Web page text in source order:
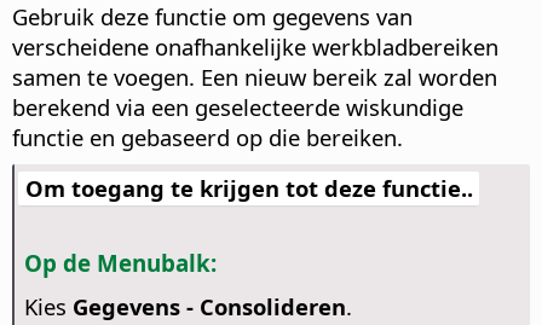
Gebruik deze functie om gegevens van
verscheidene onafhankelijke werkbladbereiken
samen te voegen. Een nieuw bereik zal worden
berekend via een geselecteerde wiskundige
functie en gebaseerd op die bereiken.
Om toegang te krijgen tot deze functie..
Op de Menubalk:
Kies Gegevens - Consolideren.